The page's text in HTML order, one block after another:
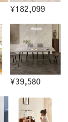
¥182,099
¥39,580